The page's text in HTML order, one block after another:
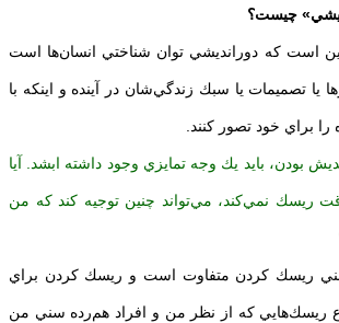
چيست؟
است كه دورانديشي توان شناختي انسان‌ها است
يا تصميمات يا سبك زندگي‌شان در آينده و اينكه با
را براي خود تصور كنند.
بودن، بايد يك وجه تمايزي وجود داشته ابشد. آيا
ريسك نمي‌كند، مي‌تواند چنين توجيه كند كه من
سني ريسك كردن متفاوت است و ريسك كردن براي
ريسك‌هايي كه از نظر من و افراد هم‌‌رده سني من